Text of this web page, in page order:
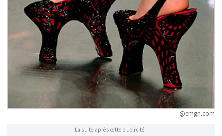
@emgn.com
La suite après cette publicité